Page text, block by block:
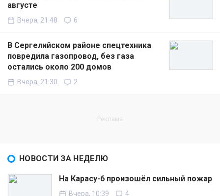
августе
Вчера, 21:48 6
В Сергелийском районе спецтехника
повредила газопровод, без газа
остались около 200 домов
Вчера, 21:30 2
НОВОСТИ ЗА НЕДЕЛЮ
На Карасу-6 произошёл сильный пожар
Вчера, 10:39 4